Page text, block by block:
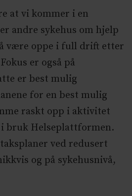
at vi kommer i en
andre sykehus om hjelp
være oppe i full drift etter
er også på
er best mulig
for en best mulig
raskt opp i aktivitet
bruk Helseplattformen.
ved redusert
og på sykehusnivå,